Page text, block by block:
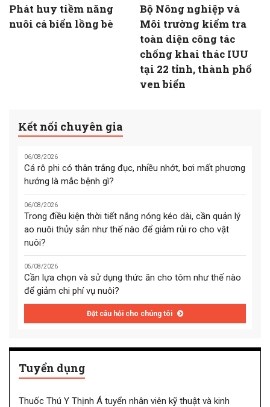
Phát huy tiềm năng
nuôi cá biển lồng bè
Bộ Nông nghiệp và
Môi trường kiểm tra
toàn diện công tác
chống khai thác IUU
tại 22 tỉnh, thành phố
ven biển
Kết nối chuyên gia
06/08/2026
Cá rô phi có thân trắng đục, nhiều nhớt, bơi mất phương
hướng là mắc bệnh gì?
06/08/2026
Trong điều kiện thời tiết nắng nóng kéo dài, cần quản lý
ao nuôi thủy sản như thế nào để giảm rủi ro cho vật
nuôi?
05/08/2026
Cần lựa chọn và sử dụng thức ăn cho tôm như thế nào
để giảm chi phí vụ nuôi?
Đặt câu hỏi cho chúng tôi
Tuyển dụng
Thuốc Thú Y Thịnh Á tuyển nhân viên kỹ thuật và kinh